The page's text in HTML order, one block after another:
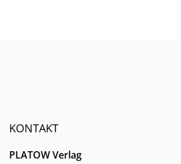
KONTAKT
PLATOW Verlag